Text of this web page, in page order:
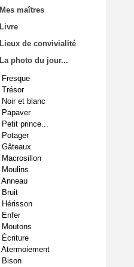
Mes maîtres
Livre
Lieux de convivialité
La photo du jour...
Fresque
Trésor
Noir et blanc
Papaver
Petit prince...
Potager
Gâteaux
Macrosillon
Moulins
Anneau
Bruit
Hérisson
Enfer
Moutons
Écriture
Atermoiement
Bison